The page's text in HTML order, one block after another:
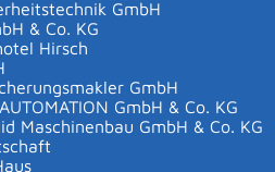
GmbH
& Co. KG
Hirsch
GmbH
GmbH & Co. KG
Maschinenbau GmbH & Co. KG
Es können sich noch Veränderungen
für die Klasse 5 benötigen wir